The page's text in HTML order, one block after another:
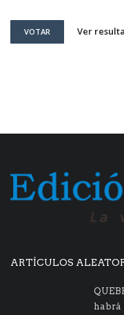
VOTAR Ver
ARTÍCULOS
habrá